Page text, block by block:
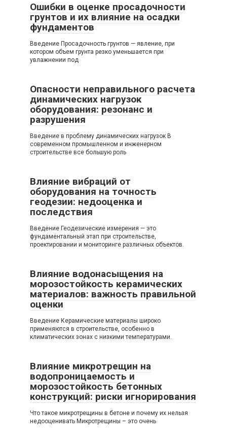
Ошибки в оценке просадочности
грунтов и их влияние на осадки
фундаментов
Введение Просадочность грунтов — явление, при
котором объем грунта резко уменьшается при
увлажнении под
Опасности неправильного расчета
динамических нагрузок
оборудования: резонанс и
разрушения
Введение в проблему динамических нагрузок В
современном промышленном и инженерном
строительстве все большую роль
Влияние вибраций от
оборудования на точность
геодезии: недооценка и
последствия
Введение Геодезические измерения — это
фундаментальный этап при строительстве,
проектировании и мониторинге различных объектов.
Влияние водонасыщения на
морозостойкость керамических
материалов: важность правильной
оценки
Введение Керамические материалы широко
применяются в строительстве, особенно в
климатических зонах с низкими температурами.
Влияние микротрещин на
водопроницаемость и
морозостойкость бетонных
конструкций: риски игнорирования
Что такое микротрещины в бетоне и почему их нельзя
недооценивать Микротрещины – это очень